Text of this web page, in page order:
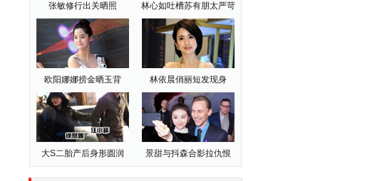
独家：舒淇婚后赶场忙 小... 1129059
张敏修行出关晒照 林心如吐槽苏有朋太严苛
欧阳娜娜捞金晒玉背 林依晨俏丽短发现身
大S二胎产后身形圆润 景甜与抖森合影拉仇恨